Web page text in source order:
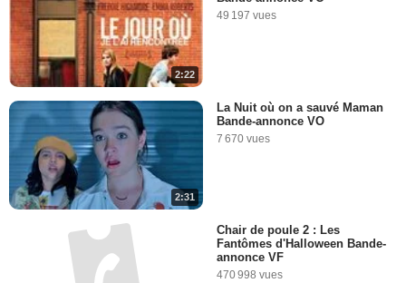
2:22
49 197 vues
2:31
La Nuit où on a sauvé Maman
Bande-annonce VO
7 670 vues
Chair de poule 2 : Les
Fantômes d'Halloween Bande-
annonce VF
470 998 vues